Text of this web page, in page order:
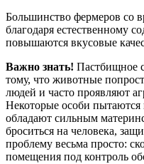
Большинство фермеров со
благодаря естественному
повышаются вкусовые
Важно знать! Пастбищное
тому, что животные
людей и часто проявляют
Некоторые особи
обладают сильным
броситься на человека,
проблему весьма просто:
помещения под контроль